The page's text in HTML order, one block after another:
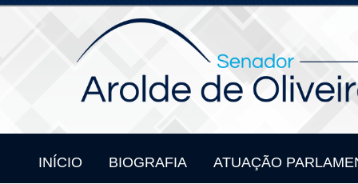
INÍCIO BIOGRAFIA ATUAÇÃO